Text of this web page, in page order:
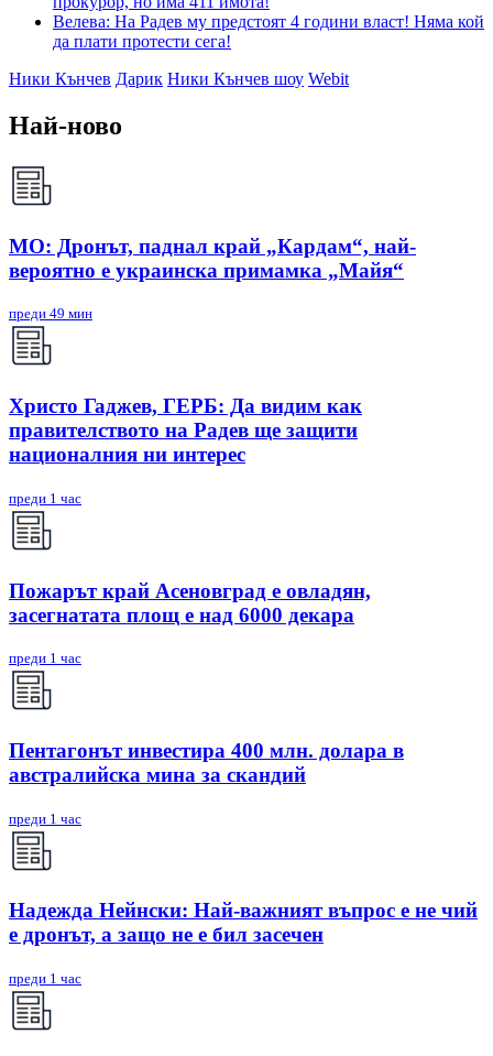
Велева: На Радев му предстоят 4 години власт! Няма кой
да плати протести сега!
Ники Кънчев Дарик Ники Кънчев шоу Webit
Най-ново
МО: Дронът, паднал край „Кардам“, най-
вероятно е украинска примамка „Майя“
преди 49 мин
Христо Гаджев, ГЕРБ: Да видим как
правителството на Радев ще защити
националния ни интерес
преди 1 час
Пожарът край Асеновград е овладян,
засегнатата площ е над 6000 декара
преди 1 час
Пентагонът инвестира 400 млн. долара в
австралийска мина за скандий
преди 1 час
Надежда Нейнски: Най-важният въпрос е не чий
е дронът, а защо не е бил засечен
преди 1 час